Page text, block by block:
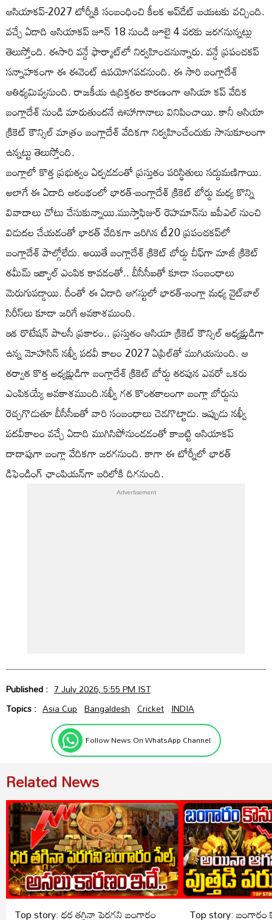
ఆసియాకప్‌-2027 టోర్నీకి సంబంధించి కీల‌క అప్‌డేట్ బ‌య‌ట‌కు వ‌చ్చింది.
వ‌చ్చే ఏడాది ఆసియాక‌ప్ జూన్ 18 నుండి జూలై 4 వరకు జ‌ర‌గ‌నున్న‌ట్లు
తెలుస్తోంది. ఈసారి వ‌న్డే ఫార్మాట్‌లో నిర్వ‌హించనున్నారు. వ‌న్డే ప్రపంచ‌క‌ప్
స‌న్నాహ‌కంగా ఈ ఈవెంట్ ఉప‌యోగ‌ప‌డ‌నుంది. ఈ సారి బంగ్లాదేశ్
ఆతిథ్య‌మివ్వ‌నుంది. రాజకీయ ఉద్రిక్తతల కారణంగా ఆసియా కప్ వేదిక
బంగ్లాదేశ్ నుండి మారుతుందనే ఊహాగానాలు వినిపించాయి. కానీ ఆసియా
క్రికెట్ కౌన్సిల్ మాత్రం బంగ్లాదేశ్ వేదిక‌గా నిర్వ‌హించేందుకు సానుకూలంగా
ఉన్నట్టు తెలుస్తోంది.
బంగ్లాలో కొత్త ప్ర‌భుత్వం ఏర్ప‌డడంతో ప్ర‌స్తుతం ప‌రిస్థితులు స‌ద్దుమ‌ణిగాయి.
అలాగే ఈ ఏడాది ఆరంభంలో భారత్-బంగ్లాదేశ్ క్రికెట్ బోర్డు మధ్య కొన్ని
వివాదాలు చోటు చేసుకున్నాయి.ముస్తాఫిజుర్ రెహమాన్‌ను ఐపీఎల్ నుంచి
విడుద‌ల చేయడంతో భార‌త్ వేదిక‌గా జ‌రిగిన టీ20 ప్ర‌పంచ‌క‌ప్‌లో
బంగ్లాదేశ్ పాల్గోలేదు. అయితే బంగ్లాదేశ్ క్రికెట్ బోర్డు చీఫ్‌గా మాజీ క్రికెట్
త‌మీమ్ ఇక్భాల్ ఎంపిక కావ‌డంతో.. బీసీసీఐతో కూడా సంబంధాలు
మెరుగుప‌డ్డాయి. దీంతో ఈ ఏడాది ఆగ‌స్టులో భార‌త్‌-బంగ్లా మ‌ధ్య వైట్‌బాల్
సిరీస్‌లు కూడా జ‌రిగే అవ‌కాశ‌ముంది.
ఇక రొటేషన్ పాలసీ ప్రకారం.. ప్రస్తుతం ఆసియా క్రికెట్ కౌన్సిల్ అధ్యక్షుడిగా
ఉన్న మోహసిన్ నఖ్వీ పదవీ కాలం 2027 ఏప్రిల్‌తో ముగియనుంది. ఆ
త‌ర్వాత కొత్త అధ్య‌క్షుడిగా బంగ్లాదేశ్ క్రికెట్ బోర్డు త‌ర‌పున ఎవ‌రో ఒకరు
ఎంపిక‌య్యే అవ‌కాశ‌ముంది.నఖ్వీ గత కొంతకాలంగా బంగ్లా బోర్డును
రెచ్చగొడుతూ బీసీసీఐతో వారి సంబంధాలు చెడగొట్టాడు. ఇప్పుడు నఖ్వీ
పదవీకాలం వచ్చే ఏడాది ముగిసిపోనుండడంతో కాబ‌ట్టి ఆసియాక‌ప్
దాదాపుగా బంగ్లా వేదిక‌గా జ‌ర‌గనుంది. కాగా ఈ టోర్నీలో భార‌త్
డిఫెండింగ్ ఛాంపియ‌న్‌గా బ‌రిలోకి దిగ‌నుంది.
Published : 7 July 2026, 5:55 PM IST
Topics : Asia Cup Bangaldesh Cricket INDIA
Follow News On WhatsApp Channel
Related News
Top story: ధర తగ్గినా పెరగని బంగారం Top story: బంగారం